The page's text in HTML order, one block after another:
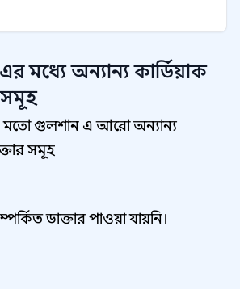
এর মধ্যে অন্যান্যকার্ডিয়াক
সমূহ
মতো গুলশান এ আরো অন্যান্য
সমূহ
ডাক্তার পাওয়া যায়নি।